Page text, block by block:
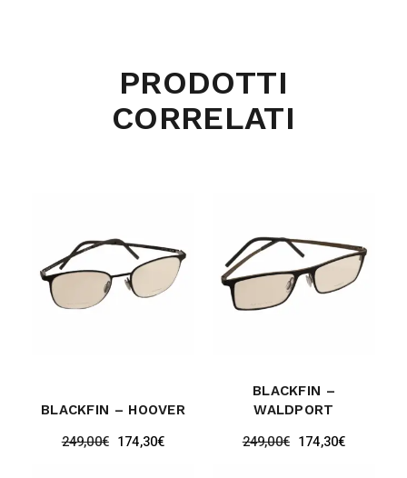
PRODOTTI
CORRELATI
BLACKFIN – HOOVER
249,00€ 174,30€
BLACKFIN –
WALDPORT
249,00€ 174,30€